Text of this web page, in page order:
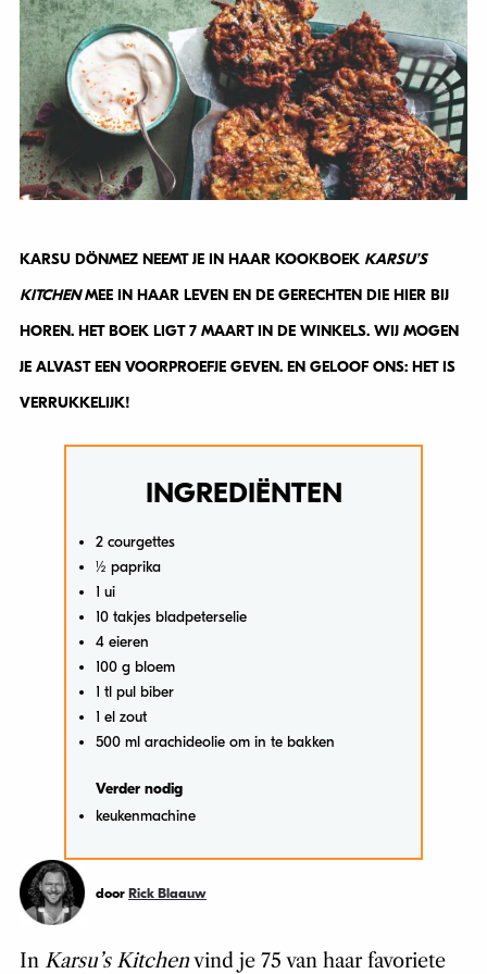
KARSU DÖNMEZ NEEMT JE IN HAAR KOOKBOEK KARSU’S
KITCHENMEE IN HAAR LEVEN EN DE GERECHTEN DIE HIER BIJ
HOREN. HET BOEK LIGT 7 MAART IN DE WINKELS. WIJ MOGEN
JE ALVAST EEN VOORPROEFJE GEVEN. EN GELOOF ONS: HET IS
VERRUKKELIJK!
INGREDIËNTEN
2 courgettes
½ paprika
1 ui
10 takjes bladpeterselie
4 eieren
100 g bloem
1 tl pul biber
1 el zout
500 ml arachideolie om in te bakken
Verder nodig
keukenmachine
door Rick Blaauw
In Karsu’s Kitchenvind je 75 van haar favoriete